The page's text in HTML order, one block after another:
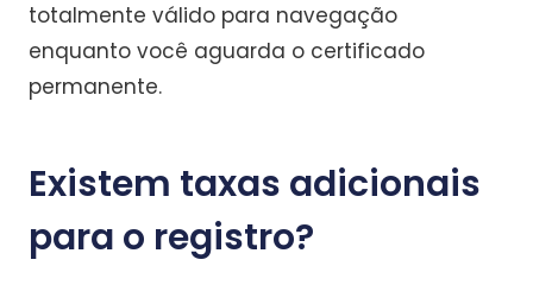
totalmente válido para navegação
enquanto você aguarda o certificado
permanente.
Existem taxas adicionais
para o registro?